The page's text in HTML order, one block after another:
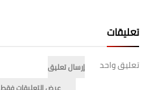
تعليقات
تعليق واحد
إرسال تعليق